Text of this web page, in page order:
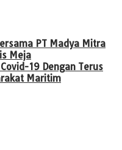
PT Madya Mitra
Meja
19 Dengan Terus
Maritim